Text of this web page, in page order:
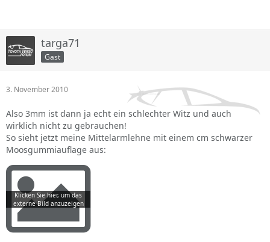
targa71
Gast
3. November 2010
Also 3mm ist dann ja echt ein schlechter Witz und auch
wirklich nicht zu gebrauchen!
So sieht jetzt meine Mittelarmlehne mit einem cm schwarzer
Moosgummiauflage aus: